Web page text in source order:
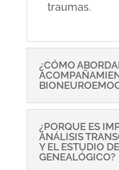
traumas.
¿CÓMO
¿PORQUE ES
ANÁLISIS
Y EL ESTUDIO
GENEALÓGICO?